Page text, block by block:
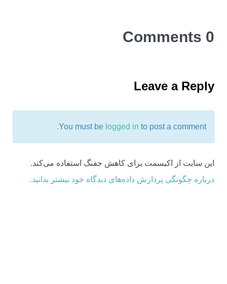
0 Comments
Leave a Reply
You must be logged in to post a comment.
این سایت از اکیسمت برای کاهش جفنگ استفاده می‌کند.
درباره چگونگی پردازش داده‌های دیدگاه خود بیشتر بدانید.